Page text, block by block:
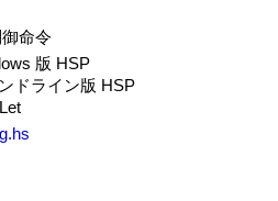
命令
版 HSP
ドライン版 HSP